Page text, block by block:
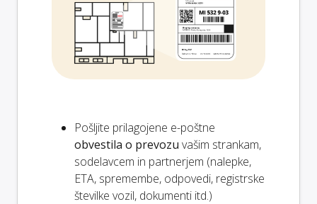
Pošljite prilagojene e-poštne
obvestila o prevozu vašim strankam,
sodelavcem in partnerjem (nalepke,
ETA, spremembe, odpovedi, registrske
številke vozil, dokumenti itd.)